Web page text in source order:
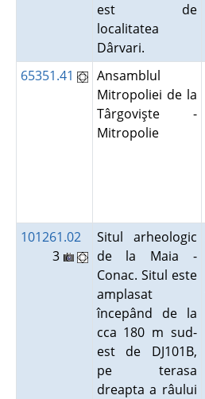
est de
localitatea
Dârvari.
65351.41
Ansamblul
Mitropoliei de la
Târgovişte -
Mitropolie
101261.02
3
Situl arheologic
de la Maia -
Conac. Situl este
amplasat
începând de la
cca 180 m sud-
est de DJ101B,
pe terasa
dreapta a râului